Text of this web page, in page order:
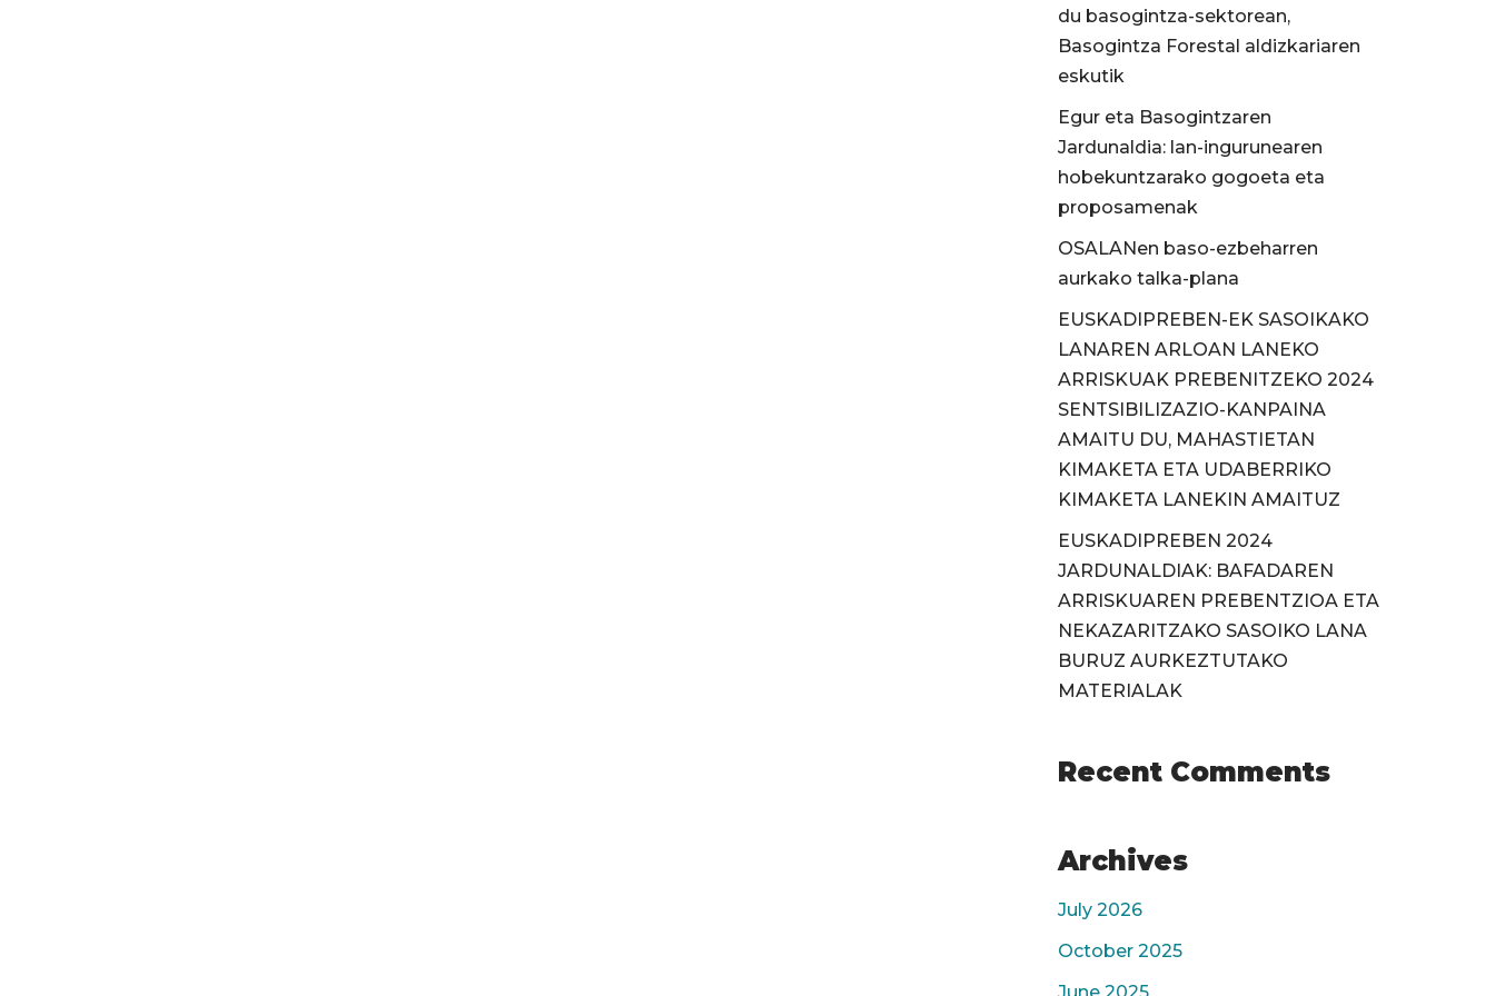
du basogintza-sektorean,
Basogintza Forestal aldizkariaren
eskutik
Egur eta Basogintzaren
Jardunaldia: lan-ingurunearen
hobekuntzarako gogoeta eta
proposamenak
OSALANen baso-ezbeharren
aurkako talka-plana
EUSKADIPREBEN-EK SASOIKAKO
LANAREN ARLOAN LANEKO
ARRISKUAK PREBENITZEKO 2024
SENTSIBILIZAZIO-KANPAINA
AMAITU DU, MAHASTIETAN
KIMAKETA ETA UDABERRIKO
KIMAKETA LANEKIN AMAITUZ
EUSKADIPREBEN 2024
JARDUNALDIAK: BAFADAREN
ARRISKUAREN PREBENTZIOA ETA
NEKAZARITZAKO SASOIKO LANA
BURUZ AURKEZTUTAKO
MATERIALAK
Recent Comments
Archives
July 2026
October 2025
June 2025